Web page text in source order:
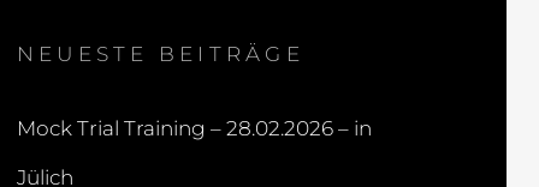
NEUESTE BEITRÄGE
Mock Trial Training – 28.02.2026 – in
Jülich